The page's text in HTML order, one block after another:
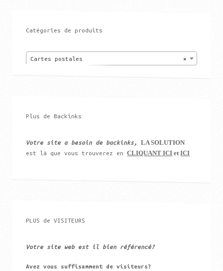
Catégories de produits
×
Cartes postales
Plus de Backinks
Votre site a besoin de backinks, LA SOLUTION
est là que vous trouverez enCLIQUANT ICI et ICI
PLUS de VISITEURS
Votre site web est il bien référencé?
Avez vous suffisamment de visiteurs?